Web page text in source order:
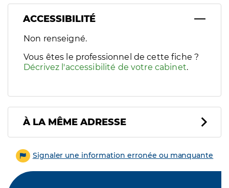
ACCESSIBILITÉ
Filtres
Sélectionnez un ou plusieurs handicaps/besoins
Non renseigné.
Vous êtes le professionnel de cette fiche ?
Décrivez l'accessibilité de votre cabinet.
À LA MÊME ADRESSE
Signaler une information erronée ou manquante